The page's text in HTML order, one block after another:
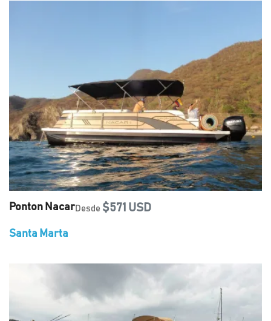
Ponton NacarDesde $571 USD
Santa Marta